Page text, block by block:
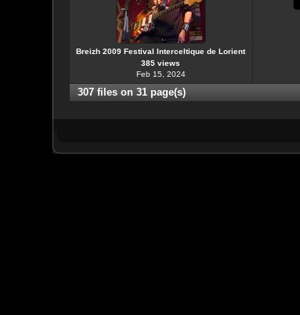
Breizh 2009 Festival Interceltique de Lorient
385 views
Feb 15, 2024
307 files on 31 page(s)